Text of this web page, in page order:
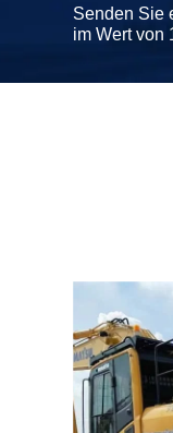
Senden Sie
im Wert von